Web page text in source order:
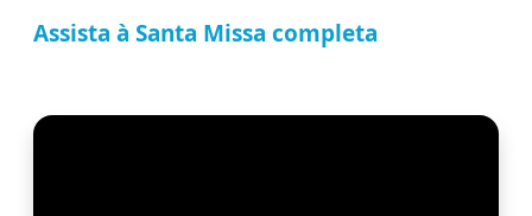
Assista à Santa Missa completa